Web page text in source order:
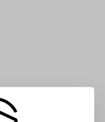
into the box: